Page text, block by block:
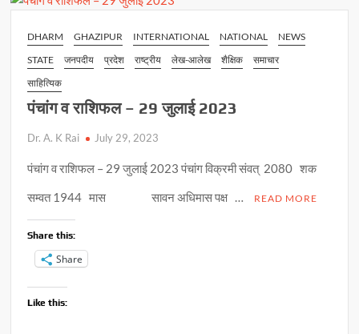
29
2023
DHARM GHAZIPUR INTERNATIONAL NATIONAL
NEWS
STATE
जनपदीय प्रदेश राष्ट्रीय लेख-आलेख शैक्षिक
समाचार
साहित्यिक
पंचांग व राशिफल – 29 जुलाई 2023
Dr. A. K Rai July 29, 2023
पंचांग व राशिफल – 29 जुलाई 2023 पंचांग विक्रमी संवत् 2080 शक
सम्वत 1944 मास सावन अधिमास पक्ष …
READ MORE
Share this:
Share
Like this: